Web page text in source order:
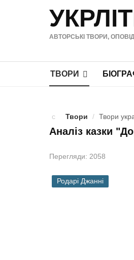
АВТОРСЬКІ ТВОРИ,
ТВОРИ
Твори / Твори
Аналіз казки
Перегляди: 2058
Родарі Джанні